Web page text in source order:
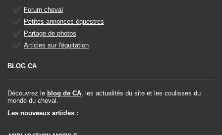
Forum cheval
Petites annonces équestres
Partage de photos
Articles sur l'équitation
BLOG CA
Découvrez le blog de CA, les actualités du site et les coulisses du
monde du cheval.
Les nouveaux articles :